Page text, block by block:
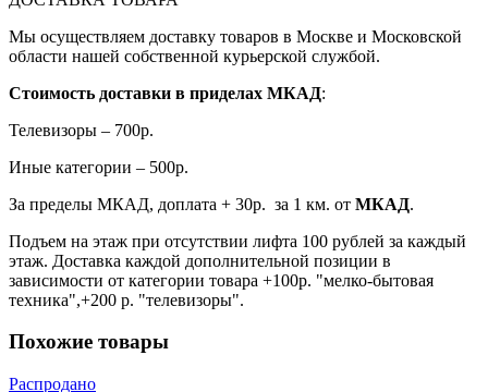
Мы осуществляем доставку товаров в Москве и Московской
области нашей собственной курьерской службой.
Стоимость доставки в приделах МКАД:
Телевизоры – 700р.
Иные категории – 500р.
За пределы МКАД, доплата + 30р. за 1 км. от МКАД.
Подъем на этаж при отсутствии лифта 100 рублей за каждый
этаж. Доставка каждой дополнительной позиции в
зависимости от категории товара +100р. "мелко-бытовая
техника",+200 р. "телевизоры".
Похожие товары
Распродано